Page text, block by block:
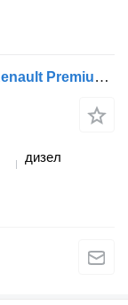
Датчик Renault 21008344 за влекач Renault Premium, Premium 2 (1996-2014)
дизел